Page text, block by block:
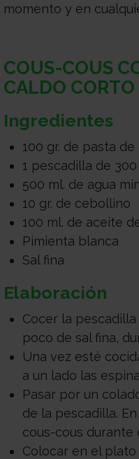
momento y en
COUS-COUS
CALDO CORTO
Ingredientes
100 gr. de pasta
1 pescadilla de 300
500 ml. de agua
10 gr. de cebollino
100 ml. de aceite
Pimienta blanca
Sal fina
Elaboración
Cocer la
poco de sal fina,
Una vez esté
a un lado las
Pasar por un
de la pescadilla.
cous-cous durante
Colocar en el